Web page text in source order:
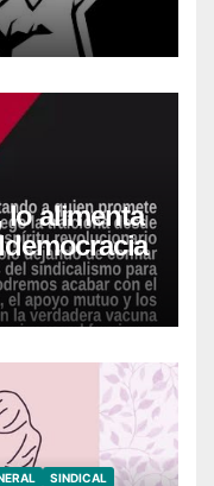
lo alimenta
SINDICAL